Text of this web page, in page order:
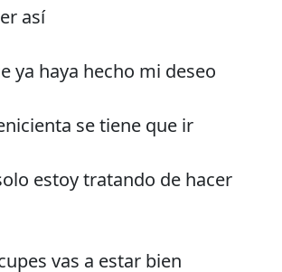
así
ya haya hecho mi deseo
se tiene que ir
estoy tratando de hacer
vas a estar bien